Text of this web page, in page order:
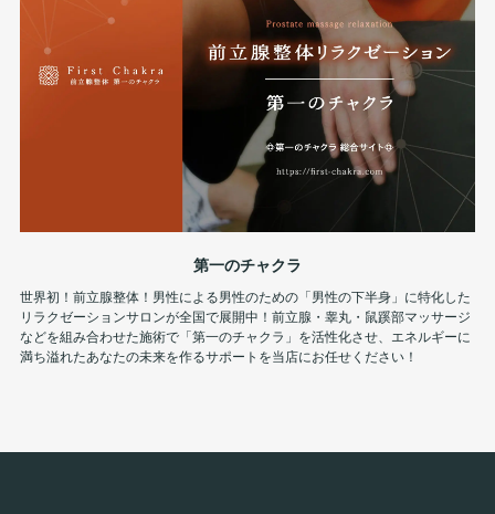
第一のチャクラ
世界初！前立腺整体！男性による男性のための「男性の下半身」に特化した
リラクゼーションサロンが全国で展開中！前立腺・睾丸・鼠蹊部マッサージ
などを組み合わせた施術で「第一のチャクラ」を活性化させ、エネルギーに
満ち溢れたあなたの未来を作るサポートを当店にお任せください！